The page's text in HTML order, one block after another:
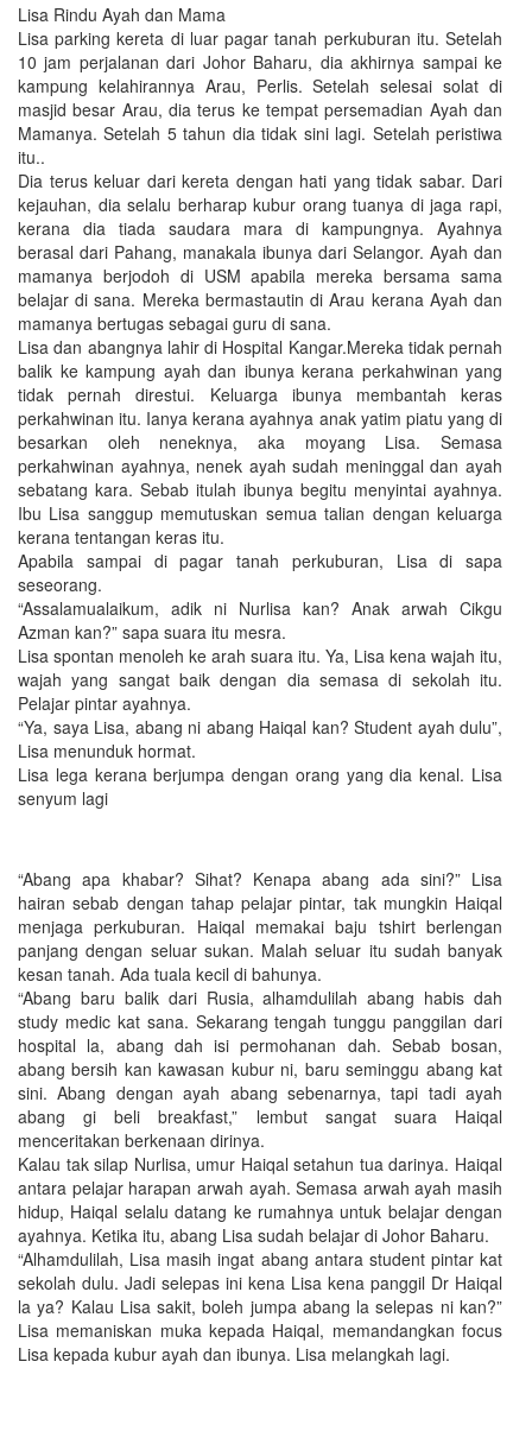
Lisa Rindu Ayah dan Mama
Lisa parking kereta di luar pagar tanah perkuburan itu. Setelah
10 jam perjalanan dari Johor Baharu, dia akhirnya sampai ke
kampung kelahirannya Arau, Perlis. Setelah selesai solat di
masjid besar Arau, dia terus ke tempat persemadian Ayah dan
Mamanya. Setelah 5 tahun dia tidak sini lagi. Setelah peristiwa
itu..
Dia terus keluar dari kereta dengan hati yang tidak sabar. Dari
kejauhan, dia selalu berharap kubur orang tuanya di jaga rapi,
kerana dia tiada saudara mara di kampungnya. Ayahnya
berasal dari Pahang, manakala ibunya dari Selangor. Ayah dan
mamanya berjodoh di USM apabila mereka bersama sama
belajar di sana. Mereka bermastautin di Arau kerana Ayah dan
mamanya bertugas sebagai guru di sana.
Lisa dan abangnya lahir di Hospital Kangar.Mereka tidak pernah
balik ke kampung ayah dan ibunya kerana perkahwinan yang
tidak pernah direstui. Keluarga ibunya membantah keras
perkahwinan itu. Ianya kerana ayahnya anak yatim piatu yang di
besarkan oleh neneknya, aka moyang Lisa. Semasa
perkahwinan ayahnya, nenek ayah sudah meninggal dan ayah
sebatang kara. Sebab itulah ibunya begitu menyintai ayahnya.
Ibu Lisa sanggup memutuskan semua talian dengan keluarga
kerana tentangan keras itu.
Apabila sampai di pagar tanah perkuburan, Lisa di sapa
seseorang.
“Assalamualaikum, adik ni Nurlisa kan? Anak arwah Cikgu
Azman kan?” sapa suara itu mesra.
Lisa spontan menoleh ke arah suara itu. Ya, Lisa kena wajah itu,
wajah yang sangat baik dengan dia semasa di sekolah itu.
Pelajar pintar ayahnya.
“Ya, saya Lisa, abang ni abang Haiqal kan? Student ayah dulu”,
Lisa menunduk hormat.
Lisa lega kerana berjumpa dengan orang yang dia kenal. Lisa
senyum lagi
“Abang apa khabar? Sihat? Kenapa abang ada sini?” Lisa
hairan sebab dengan tahap pelajar pintar, tak mungkin Haiqal
menjaga perkuburan. Haiqal memakai baju tshirt berlengan
panjang dengan seluar sukan. Malah seluar itu sudah banyak
kesan tanah. Ada tuala kecil di bahunya.
“Abang baru balik dari Rusia, alhamdulilah abang habis dah
study medic kat sana. Sekarang tengah tunggu panggilan dari
hospital la, abang dah isi permohanan dah. Sebab bosan,
abang bersih kan kawasan kubur ni, baru seminggu abang kat
sini. Abang dengan ayah abang sebenarnya, tapi tadi ayah
abang gi beli breakfast,” lembut sangat suara Haiqal
menceritakan berkenaan dirinya.
Kalau tak silap Nurlisa, umur Haiqal setahun tua darinya. Haiqal
antara pelajar harapan arwah ayah. Semasa arwah ayah masih
hidup, Haiqal selalu datang ke rumahnya untuk belajar dengan
ayahnya. Ketika itu, abang Lisa sudah belajar di Johor Baharu.
“Alhamdulilah, Lisa masih ingat abang antara student pintar kat
sekolah dulu. Jadi selepas ini kena Lisa kena panggil Dr Haiqal
la ya? Kalau Lisa sakit, boleh jumpa abang la selepas ni kan?”
Lisa memaniskan muka kepada Haiqal, memandangkan focus
Lisa kepada kubur ayah dan ibunya. Lisa melangkah lagi.